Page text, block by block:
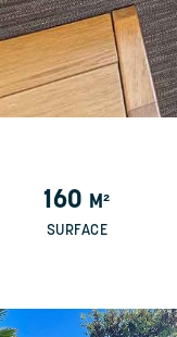
160 M²
SURFACE